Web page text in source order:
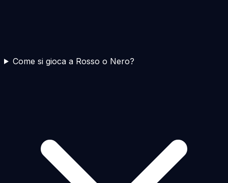
Come si gioca a Rosso o Nero?